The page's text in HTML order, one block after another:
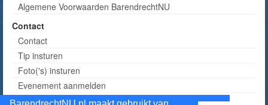
Algemene Voorwaarden BarendrechtNU
Contact
Contact
Tip insturen
Foto('s) insturen
Evenement aanmelden
Informatie aanvragen adverteren